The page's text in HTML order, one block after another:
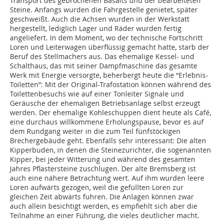
Steine. Anfangs wurden die Fahrgestelle genietet, später
geschweißt. Auch die Achsen wurden in der Werkstatt
hergestellt, lediglich Lager und Räder wurden fertig
angeliefert. In dem Moment, wo der technische Fortschritt
Loren und Leiterwagen überflüssig gemacht hatte, starb der
Beruf des Stellmachers aus. Das ehemalige Kessel- und
Schalthaus, das mit seiner Dampfmaschine das gesamte
Werk mit Energie versorgte, beherbergt heute die “Erlebnis-
Toiletten”: Mit der Original-Trafostation können während des
Toilettenbesuchs wie auf einer Tonleiter Signale und
Geräusche der ehemaligen Betriebsanlage selbst erzeugt
werden. Der ehemalige Kohleschuppen dient heute als Café,
eine durchaus willkommene Erholungspause, bevor es auf
dem Rundgang weiter in die zum Teil fünfstöckigen
Brechergebäude geht. Ebenfalls sehr interessant: Die alten
Kipperbuden, in denen die Steinezurichter, die sogenannten
Kipper, bei jeder Witterung und während des gesamten
Jahres Pflastersteine zuschlugen. Der alte Bremsberg ist
auch eine nähere Betrachtung wert. Auf ihm wurden leere
Loren aufwärts gezogen, weil die gefüllten Loren zur
gleichen Zeit abwärts fuhren. Die Anlagen können zwar
auch allein besichtigt werden, es empfiehlt sich aber die
Teilnahme an einer Führung, die vieles deutlicher macht.